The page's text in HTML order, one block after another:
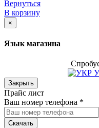
Вернуться
В корзину
×
Язык магазина
Закрыть
Прайс лист
Ваш номер телефона *
Скачать